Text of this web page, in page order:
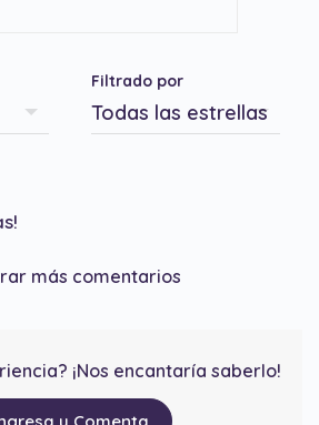
Filtrado por
más comentarios
¡Nos encantaría saberlo!